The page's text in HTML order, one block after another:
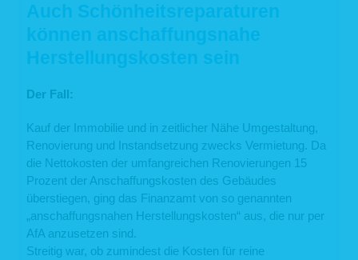
Auch Schönheitsreparaturen
können anschaffungsnahe
Herstellungskosten sein
Der Fall:
Kauf der Immobilie und in zeitlicher Nähe Umgestaltung,
Renovierung und Instandsetzung zwecks Vermietung. Da
die Nettokosten der umfangreichen Renovierungen 15
Prozent der Anschaffungskosten des Gebäudes
überstiegen, ging das Finanzamt von so genannten
„anschaffungsnahen Herstellungskosten“ aus, die nur per
AfA anzusetzen sind.
Streitig war, ob zumindest die Kosten für reine